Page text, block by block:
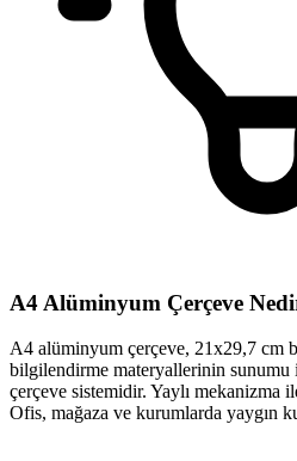
A4 Alüminyum Çerçeve
A4 alüminyum çerçeve, 21x29,7 cm
bilgilendirme materyallerinin sunumu
çerçeve sistemidir. Yaylı mekanizma
Ofis, mağaza ve kurumlarda yaygın